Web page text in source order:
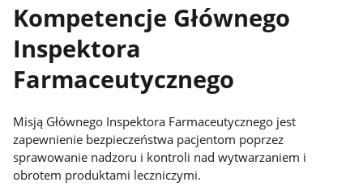
Kompetencje Głównego
Inspektora
Farmaceutycznego
Misją Głównego Inspektora Farmaceutycznego jest
zapewnienie bezpieczeństwa pacjentom poprzez
sprawowanie nadzoru i kontroli nad wytwarzaniem i
obrotem produktami leczniczymi.